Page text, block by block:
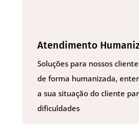
Atendimento
Soluções para nossos
de forma humanizada,
a sua situação do cliente
dificuldades